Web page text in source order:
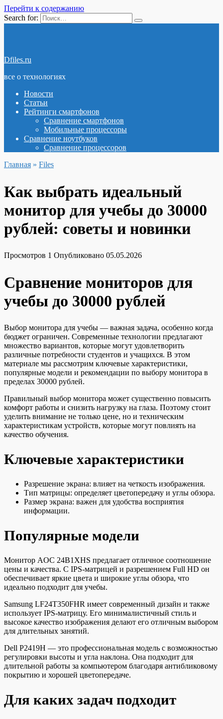
Перейти к содержанию
Search for:
Dfiles.ru
все о технологиях
Новости
Статьи
Рейтинги смартфонов
Сравнение смартфонов
Мобильные процессоры
Сравнение ноутбуков
Сравнение процессоров
Главная » Files
Как выбрать идеальный
монитор для учебы до 30000
рублей: советы и новинки
Просмотров 1 Опубликовано 05.05.2026
Сравнение мониторов для
учебы до 30000 рублей
Выбор монитора для учебы — важная задача, особенно когда
бюджет ограничен. Современные технологии предлагают
множество вариантов, которые могут удовлетворить
различные потребности студентов и учащихся. В этом
материале мы рассмотрим ключевые характеристики,
популярные модели и рекомендации по выбору монитора в
пределах 30000 рублей.
Правильный выбор монитора может существенно повысить
комфорт работы и снизить нагрузку на глаза. Поэтому стоит
уделить внимание не только цене, но и техническим
характеристикам устройств, которые могут повлиять на
качество обучения.
Ключевые характеристики
Разрешение экрана: влияет на четкость изображения.
Тип матрицы: определяет цветопередачу и углы обзора.
Размер экрана: важен для удобства восприятия
информации.
Популярные модели
Монитор AOC 24B1XHS предлагает отличное соотношение
цены и качества. С IPS-матрицей и разрешением Full HD он
обеспечивает яркие цвета и широкие углы обзора, что
идеально подходит для учебы.
Samsung LF24T350FHR имеет современный дизайн и также
использует IPS-матрицу. Его минималистичный стиль и
высокое качество изображения делают его отличным выбором
для длительных занятий.
Dell P2419H — это профессиональная модель с возможностью
регулировки высоты и угла наклона. Она подходит для
длительной работы за компьютером благодаря антибликовому
покрытию и хорошей цветопередаче.
Для каких задач подходит